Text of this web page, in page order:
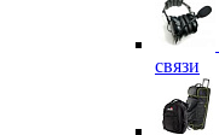
связи